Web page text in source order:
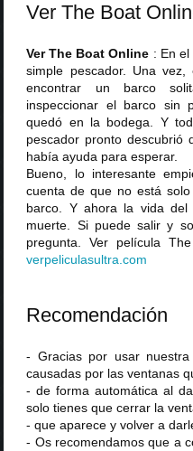
Ver The Boat
Ver The Boat Online : En
simple pescador. Una
encontrar un barco
inspeccionar el barco sin
quedó en la bodega. Y
pescador pronto descubrió
había ayuda para esperar.
Bueno, lo interesante
cuenta de que no está
barco. Y ahora la vida
muerte. Si puede salir y
pregunta. Ver película
verpeliculasultra .com
Recomendación
- Gracias por usar
causadas por las ventanas
- de forma automática al
solo tienes que cerrar la
- que aparece y volver a
- Os recomendamos que a